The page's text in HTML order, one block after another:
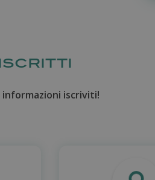
iscritti
iscriviti!